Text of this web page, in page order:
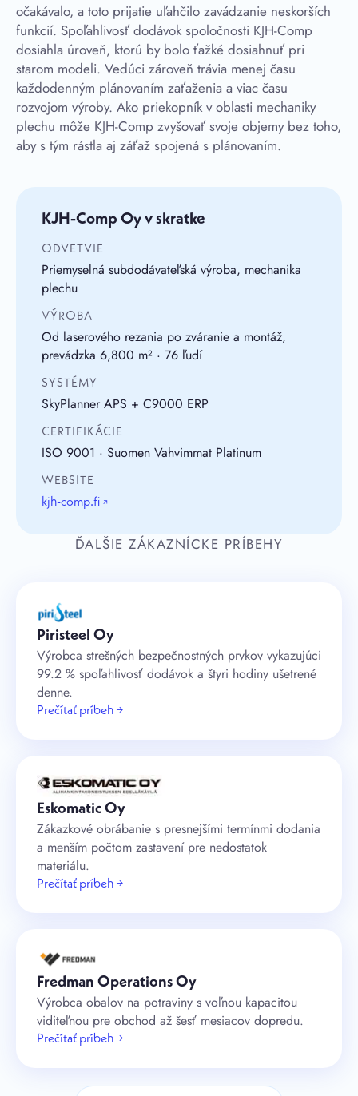
očakávalo, a toto prijatie uľahčilo zavádzanie neskorších
funkcií. Spoľahlivosť dodávok spoločnosti KJH-Comp
dosiahla úroveň, ktorú by bolo ťažké dosiahnuť pri
starom modeli. Vedúci zároveň trávia menej času
každodenným plánovaním zaťaženia a viac času
rozvojom výroby. Ako priekopník v oblasti mechaniky
plechu môže KJH-Comp zvyšovať svoje objemy bez toho,
aby s tým rástla aj záťaž spojená s plánovaním.
KJH-Comp Oy v skratke
ODVETVIE
Priemyselná subdodávateľská výroba, mechanika
plechu
VÝROBA
Od laserového rezania po zváranie a montáž,
prevádzka 6,800 m² · 76 ľudí
SYSTÉMY
SkyPlanner APS + C9000 ERP
CERTIFIKÁCIE
ISO 9001 · Suomen Vahvimmat Platinum
WEBSITE
kjh-comp.fi ↗
ĎALŠIE ZÁKAZNÍCKE PRÍBEHY
Piristeel Oy
Výrobca strešných bezpečnostných prvkov vykazujúci
99.2 % spoľahlivosť dodávok a štyri hodiny ušetrené
denne.
Prečítať príbeh →
Eskomatic Oy
Zákazkové obrábanie s presnejšími termínmi dodania
a menším počtom zastavení pre nedostatok
materiálu.
Prečítať príbeh →
Fredman Operations Oy
Výrobca obalov na potraviny s voľnou kapacitou
viditeľnou pre obchod až šesť mesiacov dopredu.
Prečítať príbeh →